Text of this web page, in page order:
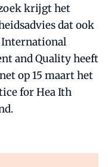
krijgt het
dat ook
International
and Quality heeft
op 15 maart het
for Hea Ith